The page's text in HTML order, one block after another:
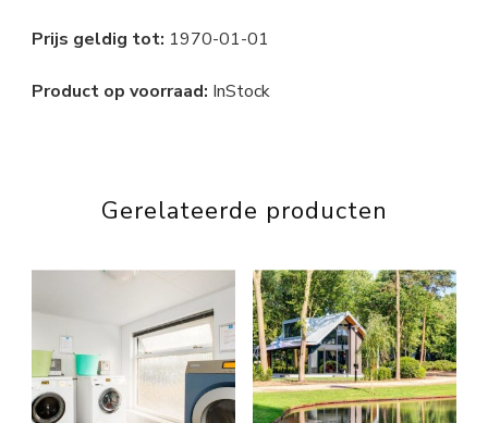
Prijs geldig tot: 1970-01-01
Product op voorraad: InStock
Gerelateerde producten